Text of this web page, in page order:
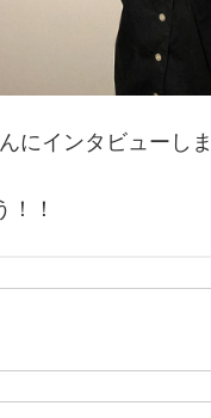
にインタビューしま
！